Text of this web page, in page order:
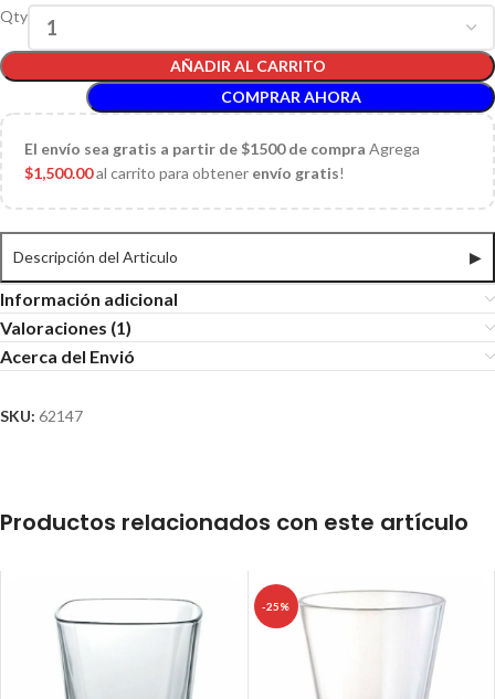
Qty
AÑADIR AL CARRITO
COMPRAR AHORA
El envío sea gratis a partir de $1500 de compra Agrega
$1,500.00al carrito para obtener envío gratis!
Descripción del Articulo ▶
Información adicional
Valoraciones (1)
Acerca del Envió
SKU: 62147
Productos relacionados con este artículo
-25%